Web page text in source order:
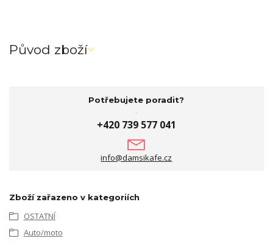
Původ zboží
Potřebujete poradit?
+420 739 577 041
info@damsikafe.cz
Zboží zařazeno v kategoriích
OSTATNÍ
Auto/moto